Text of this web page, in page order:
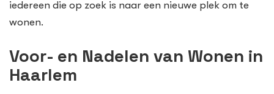
iedereen die op zoek is naar een nieuwe plek om te
wonen.
Voor- en Nadelen van Wonen in
Haarlem